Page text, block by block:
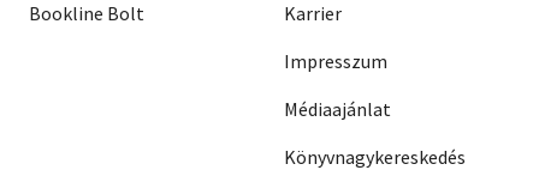
Bookline Bolt
Karrier
Impresszum
Médiaajánlat
Könyvnagykereskedés